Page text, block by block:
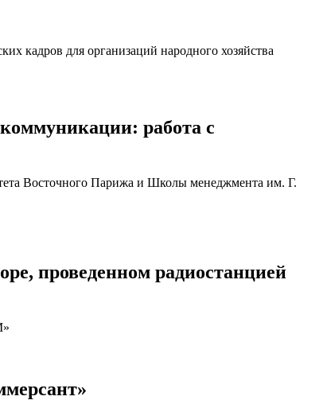
кадров для организаций народного хозяйства
работа с
Восточного Парижа и Школы менеджмента им. Г.
проведенном радиостанцией